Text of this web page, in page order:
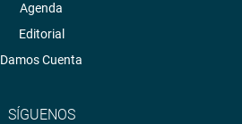
Agenda
Editorial
Damos Cuenta
SÍGUENOS